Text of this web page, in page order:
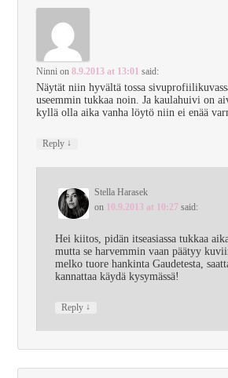
Ninni on8.9.2013 at 13:01 said:
Näytät niin hyvältä tossa
useemmin tukkaa noin. Ja kaulahuivi on
kyllä olla aika vanha löytö niin ei enää
Reply ↓
Stella Harasek
on 10.9.2013 at 10:27 said:
Hei kiitos, pidän itseasiassa tukkaa
mutta se harvemmin vaan päätyy
melko tuore hankinta Gaudetesta,
kannattaa käydä kysymässä!
Reply ↓